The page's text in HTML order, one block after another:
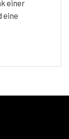
einer
eine